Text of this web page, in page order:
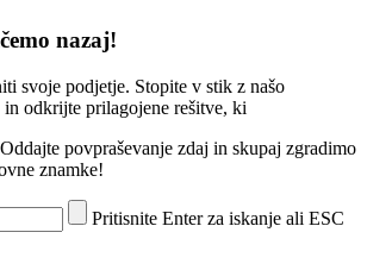
nazaj!
svoje podjetje. Stopite v stik z našo
odkrijte prilagojene rešitve, ki
povpraševanje zdaj in skupaj zgradimo
znamke!
Pritisnite Enter za iskanje ali ESC